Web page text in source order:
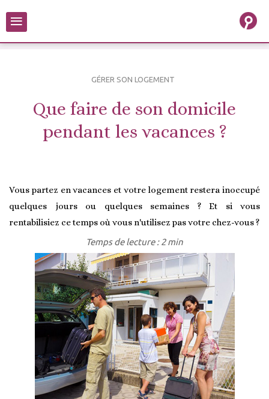
≡
GÉRER SON LOGEMENT
Que faire de son domicile
pendant les vacances ?
Vous partez en vacances et votre logement restera inoccupé
quelques jours ou quelques semaines ? Et si vous
rentabilisiez ce temps où vous n'utilisez pas votre chez-vous ?
Temps de lecture : 2 min